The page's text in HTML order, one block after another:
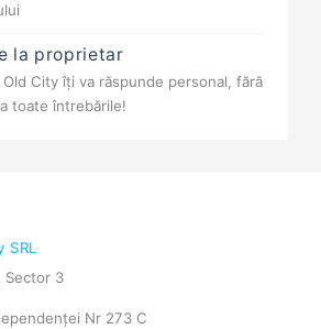
la proprietar
Old City îți va răspunde personal, fără
toate întrebările!
SRL
Sector 3
Nr 273 C